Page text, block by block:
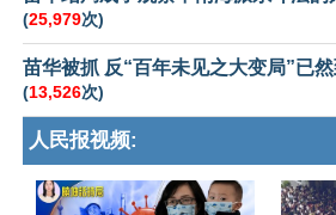
(25,979次)
苗华被抓 反“百年未见之大变局”已然
(13,526次)
人民报视频: